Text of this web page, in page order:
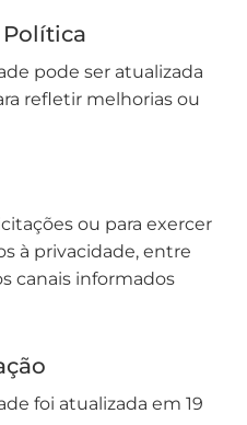
Política
pode ser atualizada
refletir melhorias ou
ou para exercer
à privacidade, entre
canais informados
foi atualizada em 19